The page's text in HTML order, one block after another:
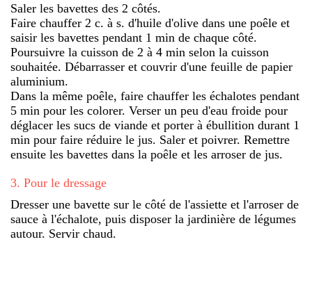
Saler les bavettes des 2 côtés.
Faire chauffer 2 c. à s. d'huile d'olive dans une poêle et
saisir les bavettes pendant 1 min de chaque côté.
Poursuivre la cuisson de 2 à 4 min selon la cuisson
souhaitée. Débarrasser et couvrir d'une feuille de papier
aluminium.
Dans la même poêle, faire chauffer les échalotes pendant
5 min pour les colorer. Verser un peu d'eau froide pour
déglacer les sucs de viande et porter à ébullition durant 1
min pour faire réduire le jus. Saler et poivrer. Remettre
ensuite les bavettes dans la poêle et les arroser de jus.
3. Pour le dressage
Dresser une bavette sur le côté de l'assiette et l'arroser de
sauce à l'échalote, puis disposer la jardinière de légumes
autour. Servir chaud.